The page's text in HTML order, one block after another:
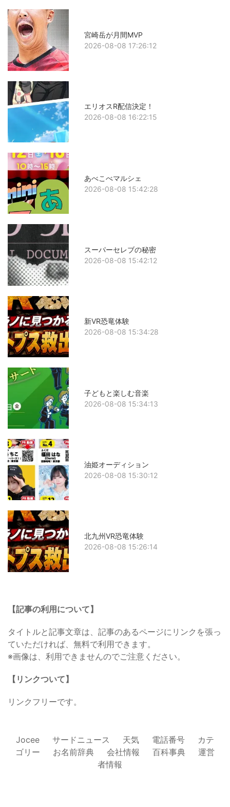
宮崎岳が月間MVP
2026-08-08 17:26:12
エリオスR配信決定！
2026-08-08 16:22:15
あべこべマルシェ
2026-08-08 15:42:28
スーパーセレブの秘密
2026-08-08 15:42:12
新VR恐竜体験
2026-08-08 15:34:28
子どもと楽しむ音楽
2026-08-08 15:34:13
油姫オーディション
2026-08-08 15:30:12
北九州VR恐竜体験
2026-08-08 15:26:14
【記事の利用について】
タイトルと記事文章は、記事のあるページにリンクを張っ
ていただければ、無料で利用できます。
※画像は、利用できませんのでご注意ください。
【リンクついて】
リンクフリーです。
Jocee サードニュース 天気 電話番号
カテ
ゴリー
お名前辞典 会社情報 百科事典
運営
者情報